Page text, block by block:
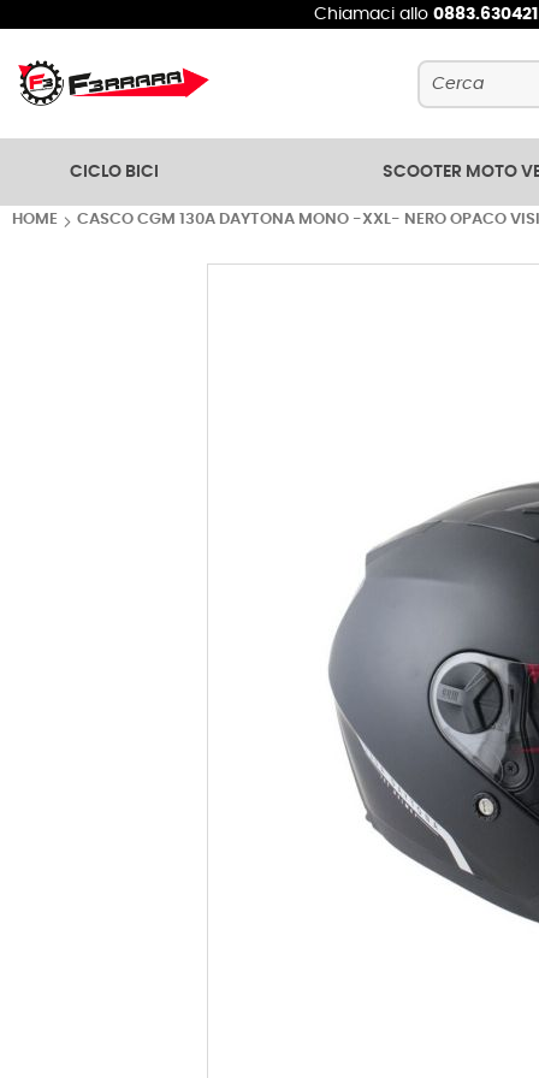
Chiamaci allo 0883.630421
Cerca
CICLO BICI SCOOTER MOTO
HOME CASCO CGM 130A DAYTONA MONO -XXL- NERO OPACO